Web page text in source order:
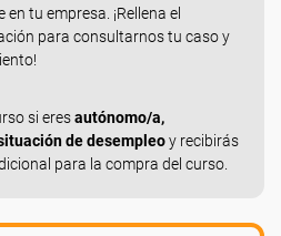
tu empresa. ¡Rellena el
para consultarnos tu caso y
si eresautónomo/a,
de desempleoy recibirás
para la compra del curso.